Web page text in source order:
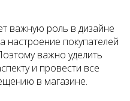
важную роль в дизайне
настроение покупателей
важно уделить
и провести все
в магазине.